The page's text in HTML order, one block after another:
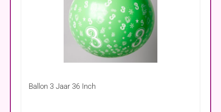
Ballon 3 Jaar 36 Inch